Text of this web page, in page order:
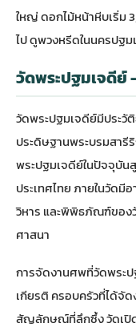
ใหญ่ ดอกไม้หน้าหีบเริ่ม
ไป ดูพวงหรีดในนครปฐม
วัดพระปฐมเจดี
วัดพระปฐมเจดีย์มีประวั
ประดิษฐานพระบรมสา
พระปฐมเจดีย์ในปัจจุบัน
ประเทศไทย ภายในวัด
วิหาร และพิพิธภัณฑ์ขอ
ศาสนา
การจัดงานศพที่วัดพระ
เกียรติ ครอบครัวที่ได้จั
สัญลักษณ์ที่ลึกซึ้ง วัดเปิด